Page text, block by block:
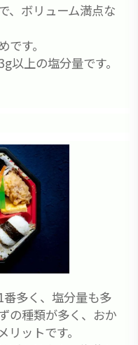
、ボリューム満点な
す。
以上の塩分量です。
番多く、塩分量も多
の種類が多く、おか
ットです。